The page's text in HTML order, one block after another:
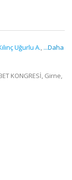
Uğurlu A., ...Daha
KONGRESİ, Girne,